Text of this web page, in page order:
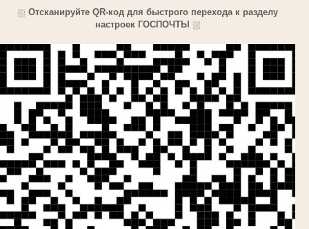
⛆ Отсканируйте QR-код для быстрого перехода к разделу
настроек ГОСПОЧТЫ
⛆